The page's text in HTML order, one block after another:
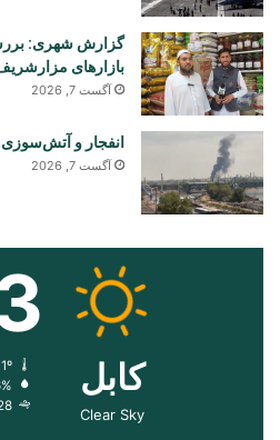
گزارش شهری:
بازارهای
آگست 7, 2026
انفجار و آتش‌سوزی
آگست 7, 2026
کابل
Clear Sky